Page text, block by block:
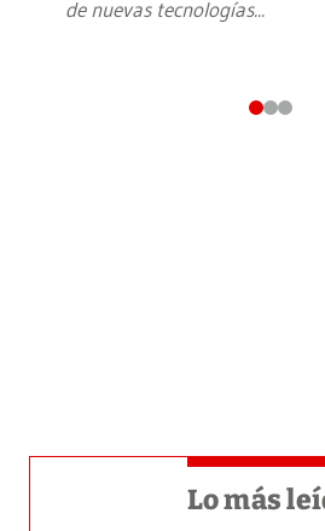
de nuevas tecnologías...
Lo más